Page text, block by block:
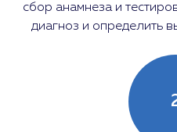
сбор анамнеза и
диагноз и определить